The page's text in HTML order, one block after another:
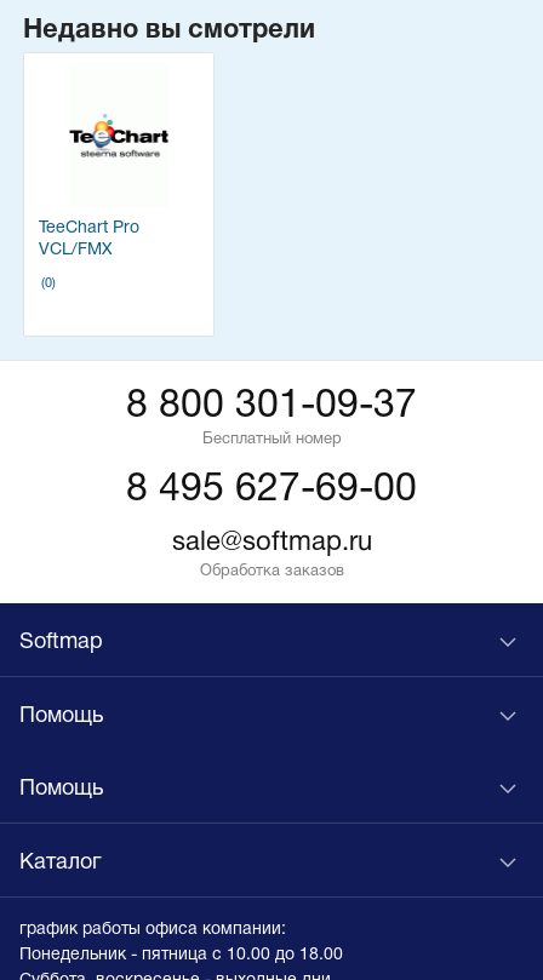
Недавно вы смотрели
TeeChart Pro
VCL/FMX
(0)
8 800 301-09-37
Бесплатный номер
8 495 627-69-00
sale@softmap.ru
Обработка заказов
Softmap
Помощь
Помощь
Каталог
график работы офиса компании:
Понедельник - пятница с 10.00 до 18.00